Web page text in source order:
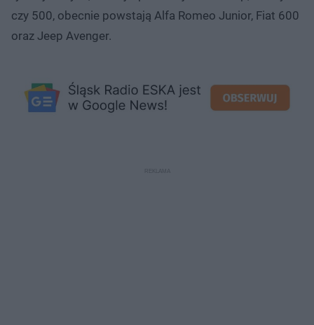
czy 500, obecnie powstają Alfa Romeo Junior, Fiat 600
oraz Jeep Avenger.